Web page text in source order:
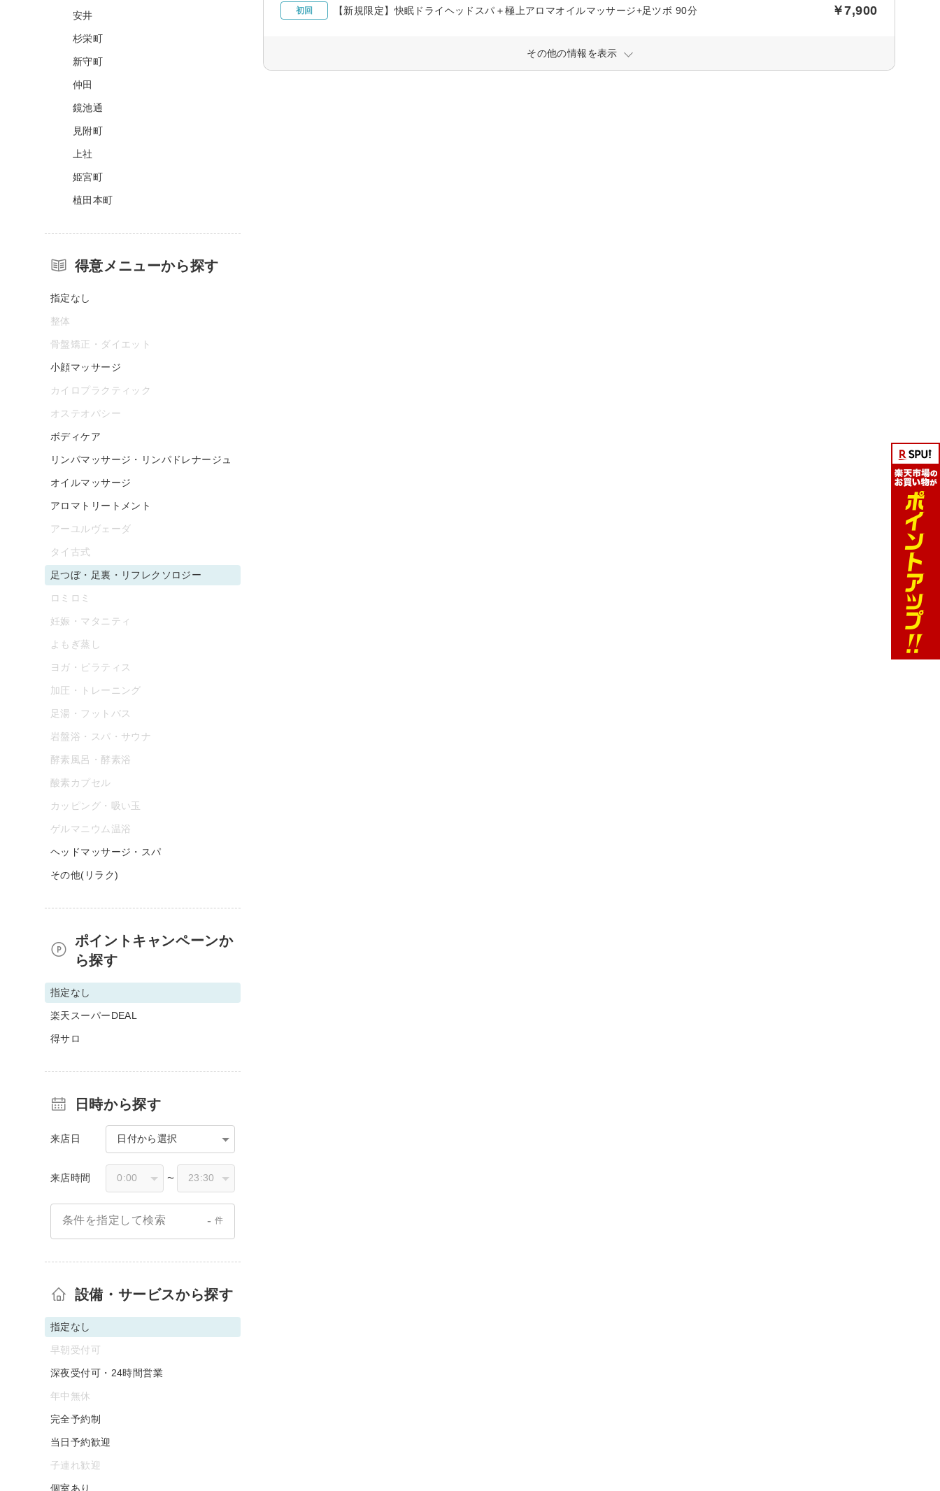
初回 【新規限定】快眠ドライヘッドスパ＋極上アロマオイルマッサージ+足ツボ 90分 ￥7,900
その他の情報を表示
安井
杉栄町
新守町
仲田
鏡池通
見附町
上社
姫宮町
植田本町
得意メニューから探す
指定なし
整体
骨盤矯正・ダイエット
小顔マッサージ
カイロプラクティック
オステオパシー
ボディケア
リンパマッサージ・リンパドレナージュ
オイルマッサージ
アロマトリートメント
アーユルヴェーダ
タイ古式
足つぼ・足裏・リフレクソロジー
ロミロミ
妊娠・マタニティ
よもぎ蒸し
ヨガ・ピラティス
加圧・トレーニング
足湯・フットバス
岩盤浴・スパ・サウナ
酵素風呂・酵素浴
酸素カプセル
カッピング・吸い玉
ゲルマニウム温浴
ヘッドマッサージ・スパ
その他(リラク)
ポイントキャンペーンか
ら探す
指定なし
楽天スーパーDEAL
得サロ
日時から探す
来店日 日付から選択
来店時間 〜
条件を指定して検索 - 件
設備・サービスから探す
指定なし
早朝受付可
深夜受付可・24時間営業
年中無休
完全予約制
当日予約歓迎
子連れ歓迎
個室あり